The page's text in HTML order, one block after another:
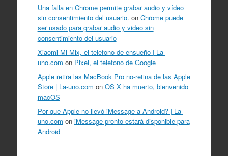
Una falla en Chrome permite grabar audio y vídeo
sin consentimiento del usuario. on Chrome puede
ser usado para grabar audio y video sin
consentimiento del usuario
Xiaomi Mi Mix, el telefono de ensueño | La-
uno.com on Pixel, el telefono de Google
Apple retira las MacBook Pro no-retina de las Apple
Store | La-uno.com on OS X ha muerto, bienvenido
macOS
Por que Apple no llevó iMessage a Android? | La-
uno.com on iMessage pronto estará disponible para
Android